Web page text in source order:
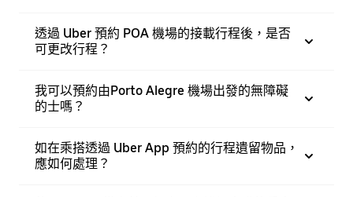
透過 Uber 預約 POA 機場的接載行程後，是否
可更改行程？
我可以預約由Porto Alegre 機場出發的無障礙
的士嗎？
如在乘搭透過 Uber App 預約的行程遺留物品，
應如何處理？